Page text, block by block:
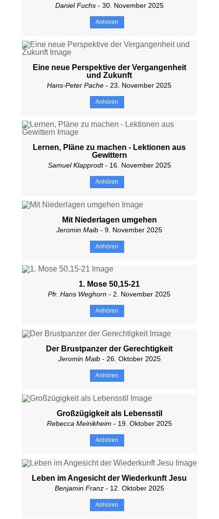
Daniel Fuchs- 30. November 2025
Anhören
Eine neue Perspektive der Vergangenheit
und Zukunft
Hans-Peter Pache - 23. November 2025
Anhören
Lernen, Pläne zu machen - Lektionen aus
Gewittern
Samuel Klapprodt- 16. November 2025
Anhören
Mit Niederlagen umgehen
Jeromin Maib - 9. November 2025
Anhören
1. Mose 50,15-21
Pfr. Hans Weghorn - 2. November 2025
Anhören
Der Brustpanzer der Gerechtigkeit
Jeromin Maib- 26. Oktober 2025
Anhören
Großzügigkeit als Lebensstil
Rebecca Meinikheim - 19. Oktober 2025
Anhören
Leben im Angesicht der Wiederkunft Jesu
Benjamin Franz- 12. Oktober 2025
Anhören